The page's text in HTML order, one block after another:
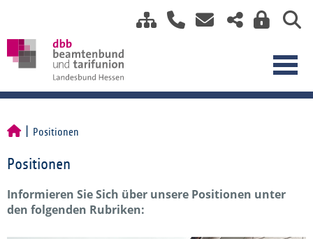
Positionen
Positionen
Informieren Sie Sich über unsere Positionen unter
den folgenden Rubriken: